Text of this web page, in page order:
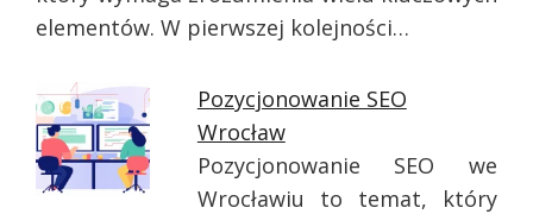
elementów. W pierwszej kolejności…
Pozycjonowanie SEO
Wrocław
Pozycjonowanie SEO we
Wrocławiu to temat, który